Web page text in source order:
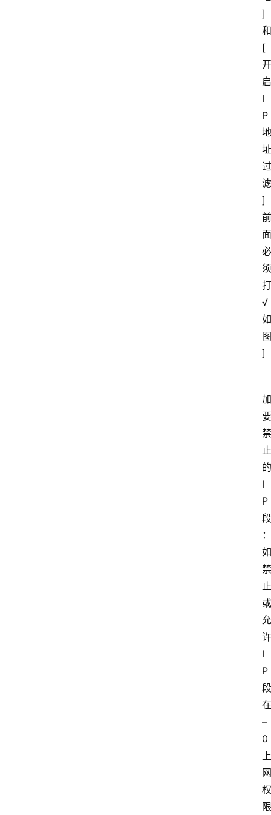
]
和
[
开
启
I
P
地
址
过
滤
]
前
面
必
须
打
√
如
图
]
加
要
禁
止
的
I
P
段
：
如
禁
止
或
允
许
I
P
段
在
–
0
上
网
权
限